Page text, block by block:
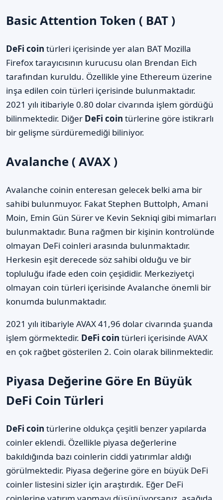
Basic Attention Token ( BAT )
DeFi coin türleri içerisinde yer alan BAT Mozilla
Firefox tarayıcısının kurucusu olan Brendan Eich
tarafından kuruldu. Özellikle yine Ethereum üzerine
inşa edilen coin türleri içerisinde bulunmaktadır.
2021 yılı itibariyle 0.80 dolar civarında işlem gördüğü
bilinmektedir. Diğer DeFi coin türlerine göre istikrarlı
bir gelişme sürdüremediği biliniyor.
Avalanche ( AVAX )
Avalanche coinin enteresan gelecek belki ama bir
sahibi bulunmuyor. Fakat Stephen Buttolph, Amani
Moin, Emin Gün Sürer ve Kevin Sekniqi gibi mimarları
bulunmaktadır. Buna rağmen bir kişinin kontrolünde
olmayan DeFi coinleri arasında bulunmaktadır.
Herkesin eşit derecede söz sahibi olduğu ve bir
topluluğu ifade eden coin çeşididir. Merkeziyetçi
olmayan coin türleri içerisinde Avalanche önemli bir
konumda bulunmaktadır.
2021 yılı itibariyle AVAX 41,96 dolar civarında şuanda
işlem görmektedir. DeFi coin türleri içerisinde AVAX
en çok rağbet gösterilen 2. Coin olarak bilinmektedir.
Piyasa Değerine Göre En Büyük
DeFi Coin Türleri
DeFi coin türlerine oldukça çeşitli benzer yapılarda
coinler eklendi. Özellikle piyasa değerlerine
bakıldığında bazı coinlerin ciddi yatırımlar aldığı
görülmektedir. Piyasa değerine göre en büyük DeFi
coinler listesini sizler için araştırdık. Eğer DeFi